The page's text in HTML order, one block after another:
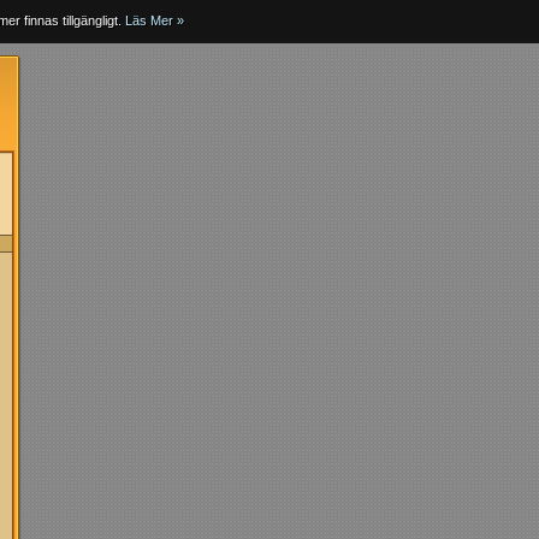
finnas tillgängligt. Läs Mer »